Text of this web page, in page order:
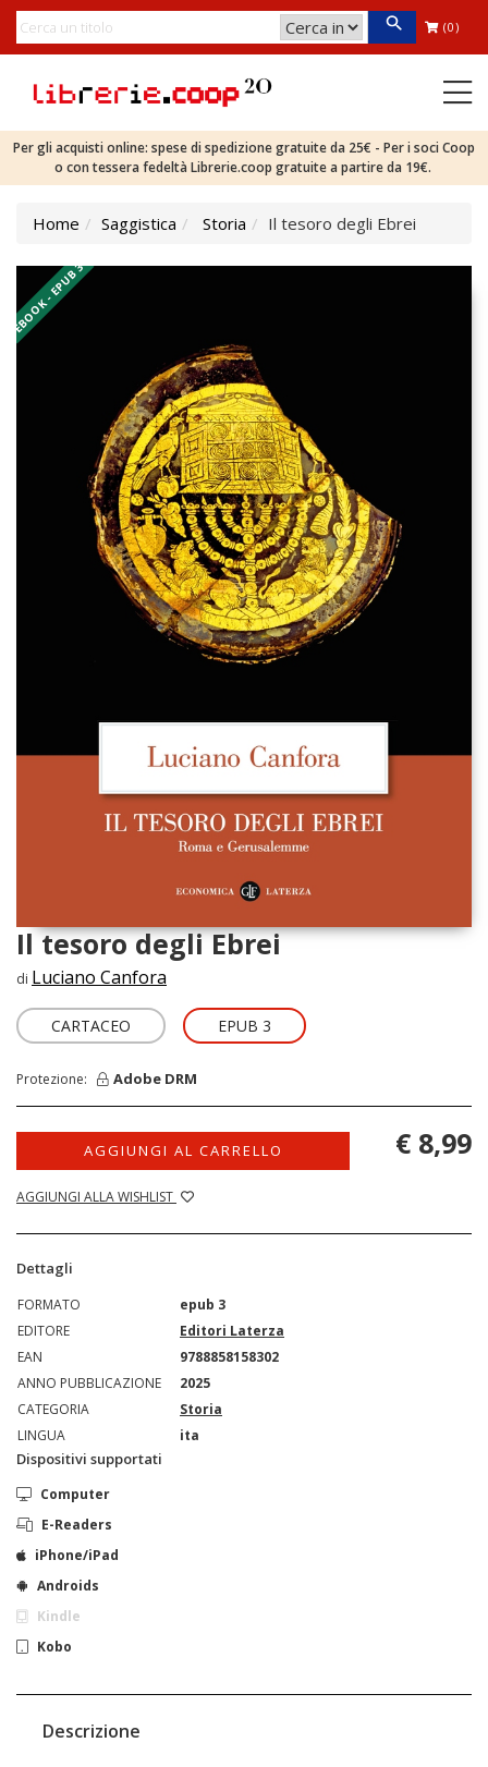
(0)
Per gli acquisti online: spese di spedizione gratuite da 25€ - Per i soci Coop
o con tessera fedeltà Librerie.coop gratuite a partire da 19€.
Home Saggistica Storia Il tesoro degli Ebrei
EBOOK - EPUB 3
Il tesoro degli Ebrei
di Luciano Canfora
CARTACEO EPUB 3
Protezione: Adobe DRM
AGGIUNGI AL CARRELLO
AGGIUNGI ALLA WISHLIST
€ 8,99
Dettagli
FORMATO
epub 3
EDITORE
Editori Laterza
EAN
9788858158302
ANNO PUBBLICAZIONE
2025
CATEGORIA
Storia
LINGUA
ita
Dispositivi supportati
Computer
E-Readers
iPhone/iPad
Androids
Kindle
Kobo
Descrizione